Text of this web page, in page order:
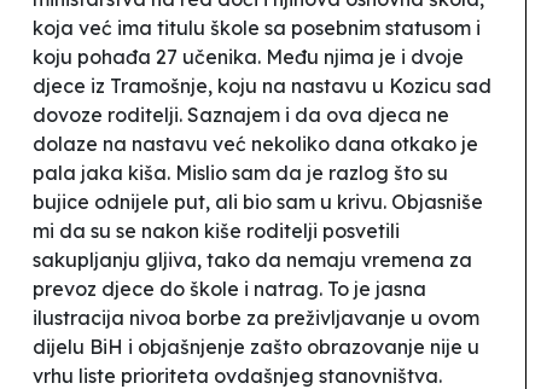
koja već ima titulu škole sa posebnim statusom i
koju pohađa 27 učenika. Među njima je i dvoje
djece iz Tramošnje, koju na nastavu u Kozicu sad
dovoze roditelji. Saznajem i da ova djeca ne
dolaze na nastavu već nekoliko dana otkako je
pala jaka kiša. Mislio sam da je razlog što su
bujice odnijele put, ali bio sam u krivu. Objasniše
mi da su se nakon kiše roditelji posvetili
sakupljanju gljiva, tako da nemaju vremena za
prevoz djece do škole i natrag. To je jasna
ilustracija nivoa borbe za preživljavanje u ovom
dijelu BiH i objašnjenje zašto obrazovanje nije u
vrhu liste prioriteta ovdašnjeg stanovništva.